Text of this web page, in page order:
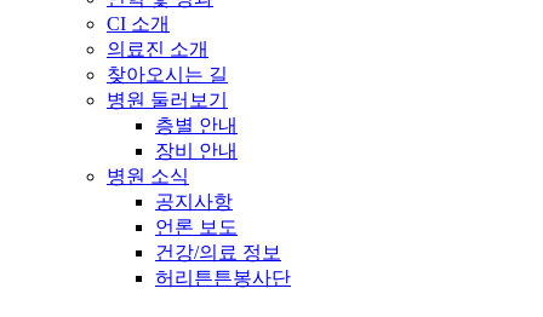
CI 소개
의료진 소개
찾아오시는 길
병원 둘러보기
층별 안내
장비 안내
병원 소식
공지사항
언론 보도
건강/의료 정보
허리튼튼봉사단